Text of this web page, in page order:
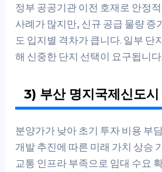
정부 공공기관 이전 호재로 안정
사례가 많지만, 신규 공급 물량 증
도 입지별 격차가 큽니다. 일부 단
해 신중한 단지 선택이 요구됩니다.
3) 부산 명지국제신도
분양가가 낮아 초기 투자 비용 부
개발 추진에 따른 미래 가치 상승
교통 인프라 부족으로 임대 수요